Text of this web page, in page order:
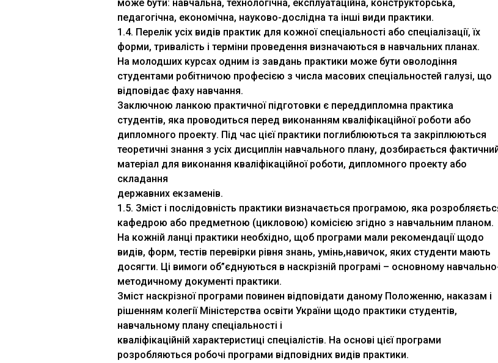
може бути: навчальна, технологічна, експлуатаційна, конструкторська,
педагогічна, економічна, науково-дослідна та інші види практики.
1.4. Перелік усіх видів практик для кожної спеціальності або спеціалізації, їх
форми, тривалість і терміни проведення визначаються в навчальних планах.
На молодших курсах одним із завдань практики може бути оволодіння
студентами робітничою професією з числа масових спеціальностей галузі, що
відповідає фаху навчання.
Заключною ланкою практичної підготовки є переддипломна практика
студентів, яка проводиться перед виконанням кваліфікаційної роботи або
дипломного проекту. Під час цієї практики поглиблюються та закріплюються
теоретичні знання з усіх дисциплін навчального плану, дозбирається
матеріал для виконання кваліфікаційної роботи, дипломного проекту або
складання
державних екзаменів.
1.5. Зміст і послідовність практики визначається програмою, яка
кафедрою або предметною (цикловою) комісією згідно з навчальним планом.
На кожній ланці практики необхідно, щоб програми мали рекомендації щодо
видів, форм, тестів перевірки рівня знань, умінь,навичок, яких студенти мають
досягти. Ці вимоги об”єднуються в наскрізній програмі – основному
методичному документі практики.
Зміст наскрізної програми повинен відповідати даному Положенню, наказам і
рішенням колегії Міністерства освіти України щодо практики студентів,
навчальному плану спеціальності і
кваліфікаційній характеристиці спеціалістів. На основі цієї програми
розробляються робочі програми відповідних видів практики.